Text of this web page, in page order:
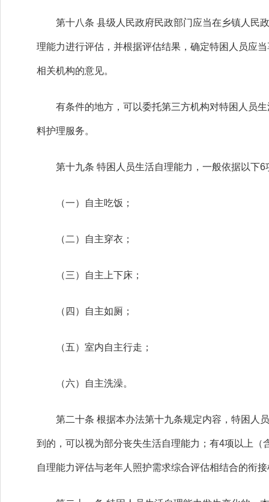
第十八条 县级人民政府民政部门应当在乡镇人民政
理能力进行评估，并根据评估结果，确定特困人员应
相关机构的意见。
有条件的地方，可以委托第三方机构对特困人员生
料护理服务。
第十九条 特困人员生活自理能力，一般依据以下6
（一）自主吃饭；
（二）自主穿衣；
（三）自主上下床；
（四）自主如厕；
（五）室内自主行走；
（六）自主洗澡。
第二十条 根据本办法第十九条规定内容，特困人员
到的，可以视为部分丧失生活自理能力；有4项以上
自理能力评估与老年人照护需求综合评估相结合的衔